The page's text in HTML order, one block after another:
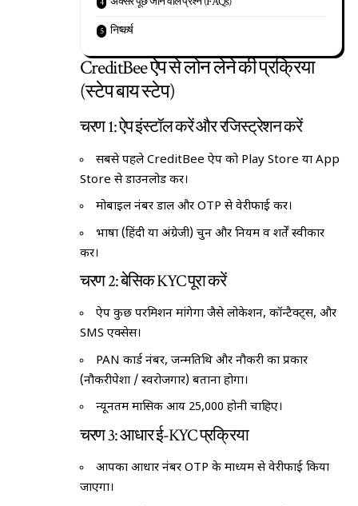
निष्कर्ष
CreditBee ऐप से लोन लेने की प्रक्रिया
(स्टेप बाय स्टेप)
चरण 1: ऐप इंस्टॉल करें और रजिस्ट्रेशन करें
सबसे पहले CreditBee ऐप को Play Store या App
Store से डाउनलोड करें।
मोबाइल नंबर डालें और OTP से वेरीफाई करें।
भाषा (हिंदी या अंग्रेजी) चुनें और नियम व शर्तें स्वीकार
करें।
चरण 2: बेसिक KYC पूरा करें
ऐप कुछ परमिशन मांगेगा जैसे लोकेशन, कॉन्टैक्ट्स, और
SMS एक्सेस।
PAN कार्ड नंबर, जन्मतिथि और नौकरी का प्रकार
(नौकरीपेशा / स्वरोजगार) बताना होगा।
न्यूनतम मासिक आय ₹25,000 होनी चाहिए।
चरण 3: आधार ई-KYC प्रक्रिया
आपका आधार नंबर OTP के माध्यम से वेरीफाई किया
जाएगा।